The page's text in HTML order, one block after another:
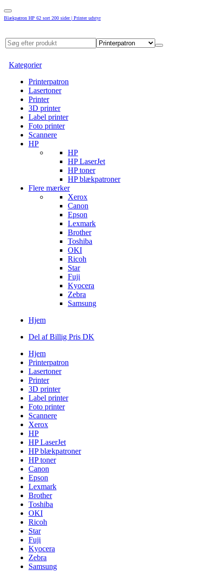
Blækpatron HP 62 sort 200 sider | Printer udstyr
Kategorier
Printerpatron
Lasertoner
Printer
3D printer
Label printer
Foto printer
Scannere
HP
HP
HP LaserJet
HP toner
HP blækpatroner
Flere mærker
Xerox
Canon
Epson
Lexmark
Brother
Toshiba
OKI
Ricoh
Star
Fuji
Kyocera
Zebra
Samsung
Hjem
Del af Billig Pris DK
Hjem
Printerpatron
Lasertoner
Printer
3D printer
Label printer
Foto printer
Scannere
Xerox
HP
HP LaserJet
HP blækpatroner
HP toner
Canon
Epson
Lexmark
Brother
Toshiba
OKI
Ricoh
Star
Fuji
Kyocera
Zebra
Samsung